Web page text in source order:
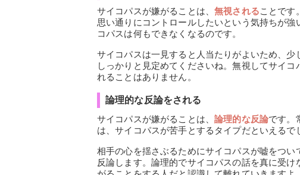
サイコパスが嫌がることは、無視されることです
思い通りにコントロールしたいという気持ちが
コパスは何もできなくなるのです。
サイコパスは一見すると人当たりがよいため、
しっかりと見定めてくださいね。無視してサイ
れることはありません。
論理的な反論をされる
サイコパスが嫌がることは、論理的な反論です。
は、サイコパスが苦手とするタイプだといえるで
相手の心を揺さぶるためにサイコパスが嘘をつ
反論します。論理的でサイコパスの話を真に受